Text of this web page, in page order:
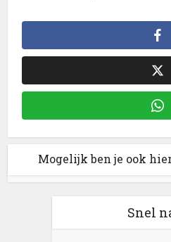
Mogelijk ben je ook
Snel